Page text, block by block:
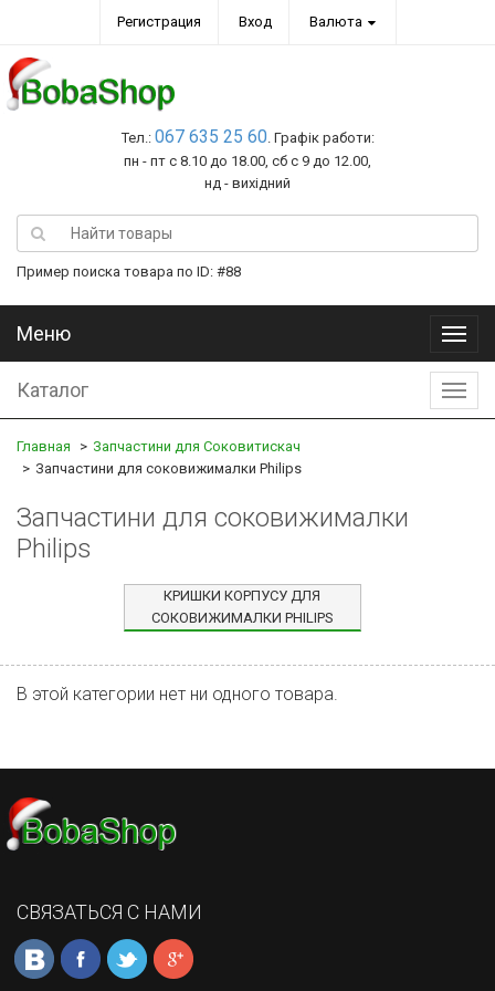
Регистрация Вход Валюта
Тел.: 067 635 25 60. Графік работи:
пн - пт с 8.10 до 18.00, сб с 9 до 12.00,
нд - вихідний
Пример поиска товара по ID: #88
Меню
Меню
Каталог
Главная
Запчастини для Соковитискач
Запчастини для соковижималки Philips
Запчастини для соковижималки
Philips
КРИШКИ КОРПУСУ ДЛЯ
СОКОВИЖИМАЛКИ PHILIPS
В этой категории нет ни одного товара.
СВЯЗАТЬСЯ С НАМИ